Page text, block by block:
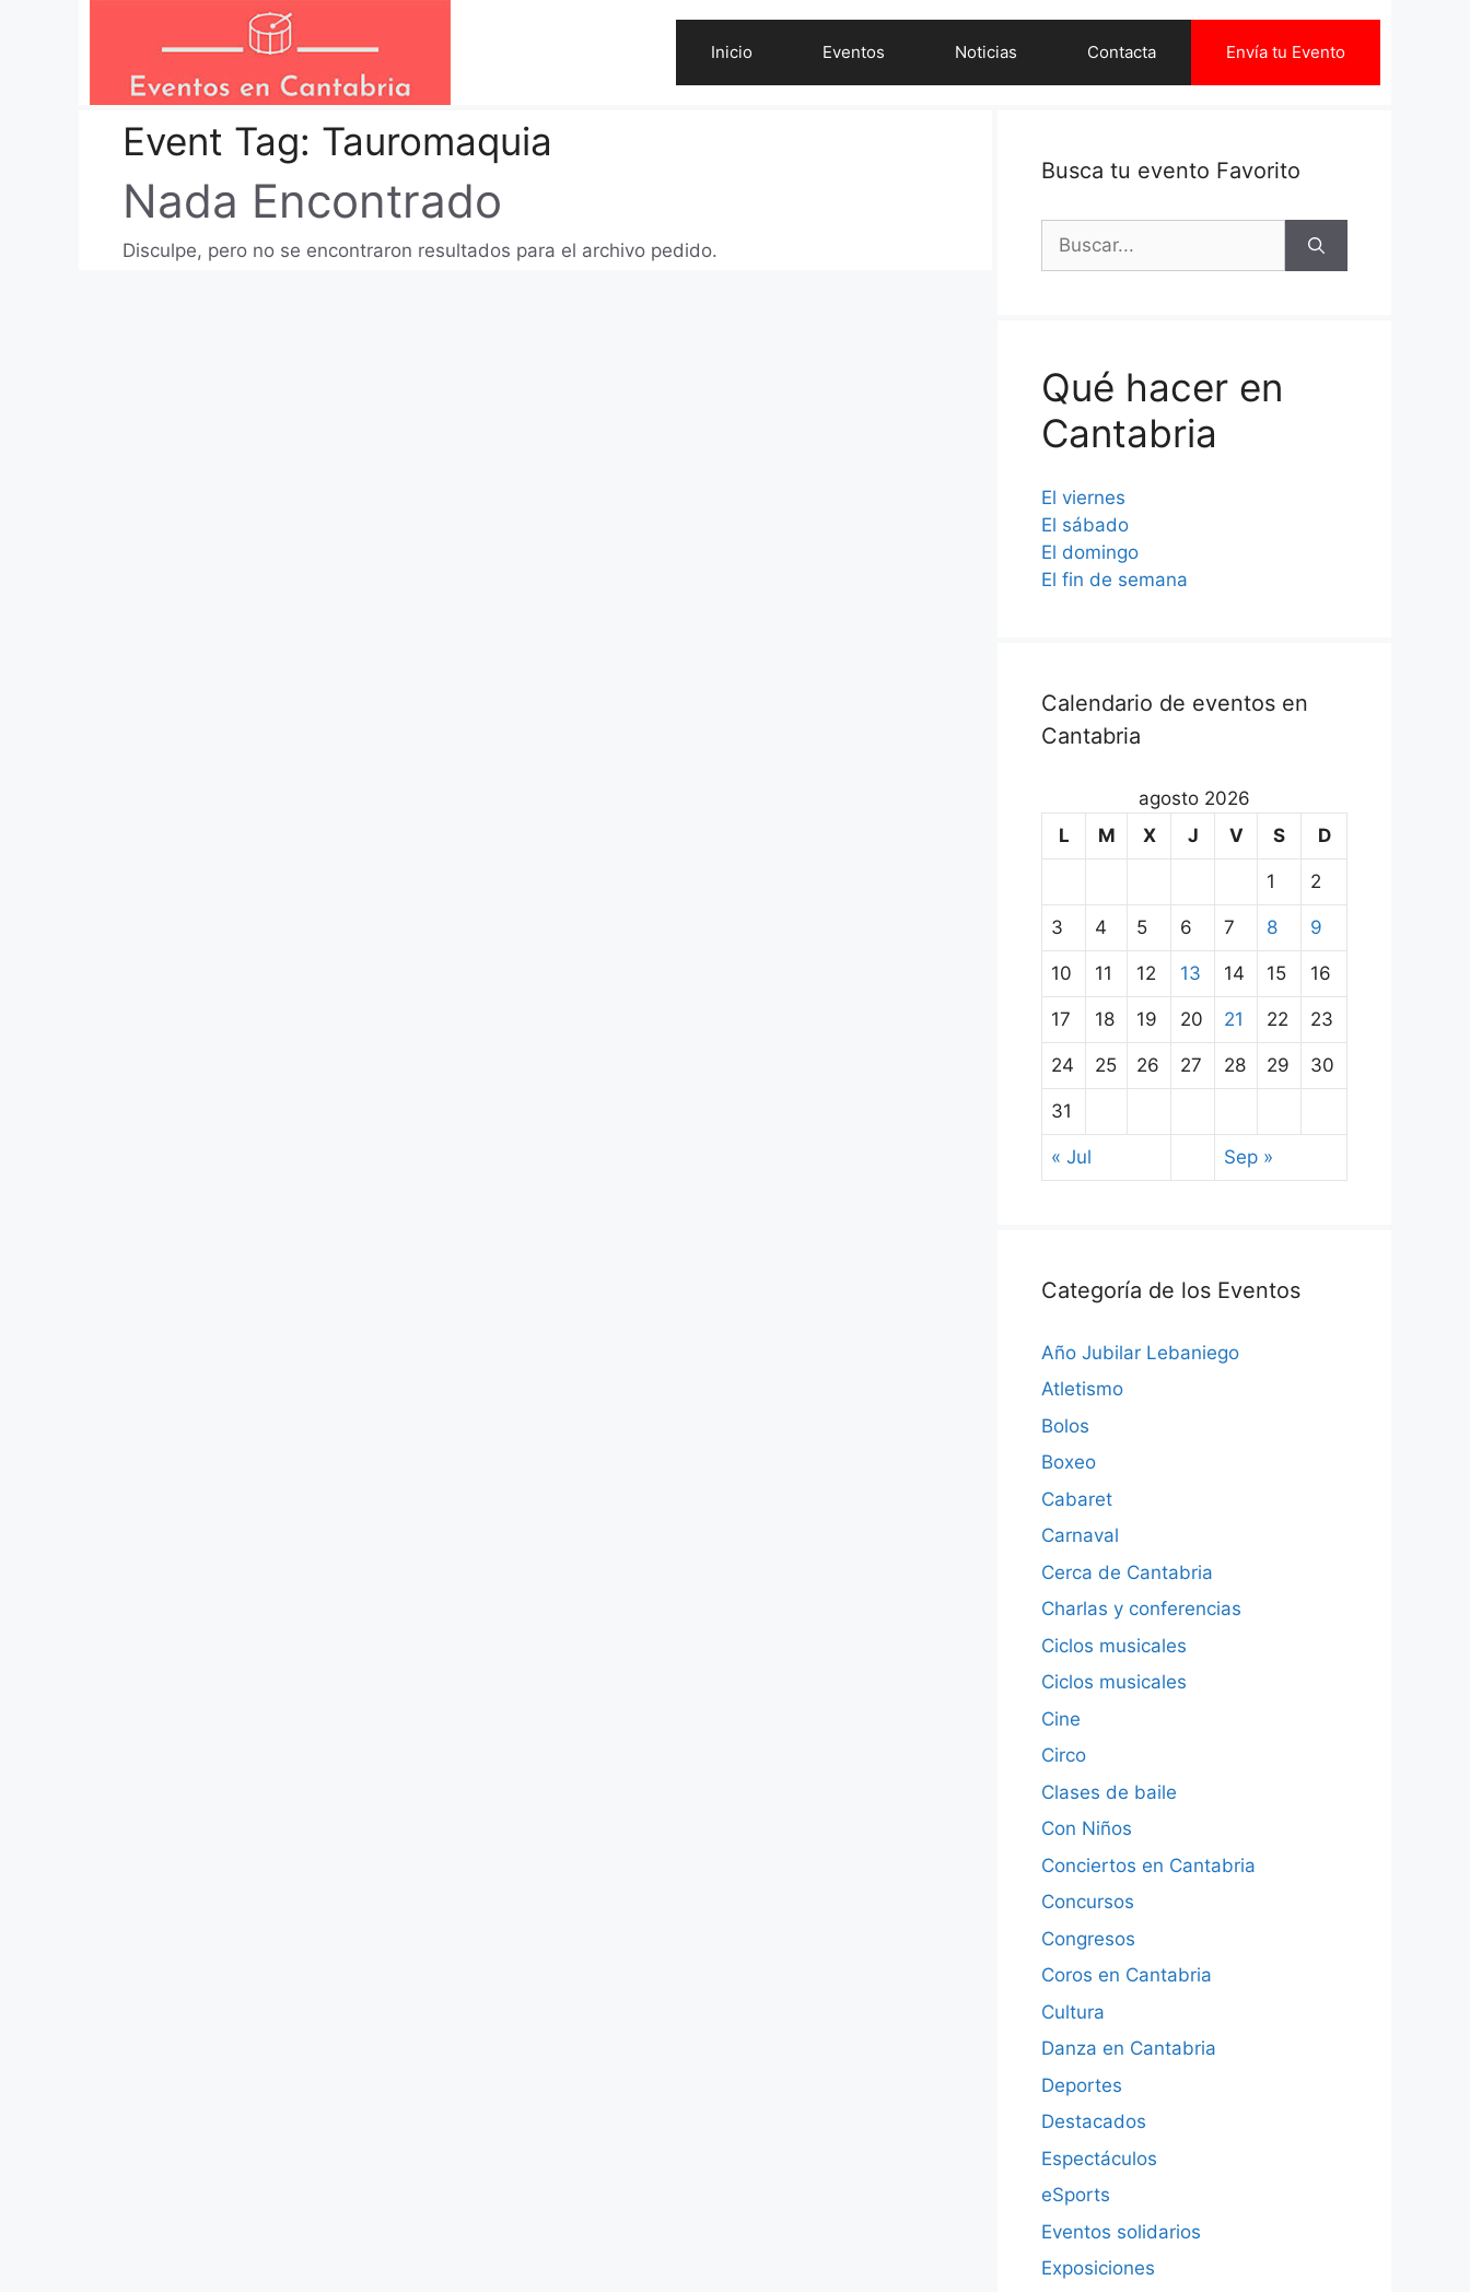
Inicio Eventos Noticias Contacta Envía tu Evento
Event Tag: Tauromaquia
Nada Encontrado
Disculpe, pero no se encontraron resultados para el archivo pedido.
Busca tu evento Favorito
Buscar:
Qué hacer en
Cantabria
El viernes
El sábado
El domingo
El fin de semana
Calendario de eventos en
Cantabria
agosto 2026
L
M X J V S D
1 2
3 4 5 6 7 8 9
10 11 12 13 14 15 16
17 18 19 20 21 22 23
24 25 26 27 28 29 30
31
« Jul Sep »
Categoría de los Eventos
Año Jubilar Lebaniego
Atletismo
Bolos
Boxeo
Cabaret
Carnaval
Cerca de Cantabria
Charlas y conferencias
Ciclos musicales
Ciclos musicales
Cine
Circo
Clases de baile
Con Niños
Conciertos en Cantabria
Concursos
Congresos
Coros en Cantabria
Cultura
Danza en Cantabria
Deportes
Destacados
Espectáculos
eSports
Eventos solidarios
Exposiciones